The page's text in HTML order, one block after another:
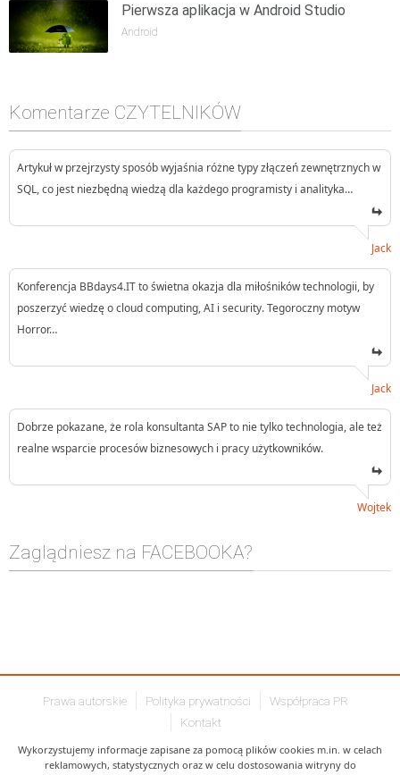
Pierwsza aplikacja w Android Studio
Android
Komentarze CZYTELNIKÓW
Artykuł w przejrzysty sposób wyjaśnia różne typy złączeń zewnętrznych w
SQL, co jest niezbędną wiedzą dla każdego programisty i analityka…
Jack
Konferencja BBdays4.IT to świetna okazja dla miłośników technologii, by
poszerzyć wiedzę o cloud computing, AI i security. Tegoroczny motyw
Horror…
Jack
Dobrze pokazane, że rola konsultanta SAP to nie tylko technologia, ale też
realne wsparcie procesów biznesowych i pracy użytkowników.
Wojtek
Zaglądniesz na FACEBOOKA?
Prawa autorskie Polityka prywatności
Współpraca PR
Kontakt
Wykorzystujemy informacje zapisane za pomocą plików cookies m.in. w celach
reklamowych, statystycznych oraz w celu dostosowania witryny do